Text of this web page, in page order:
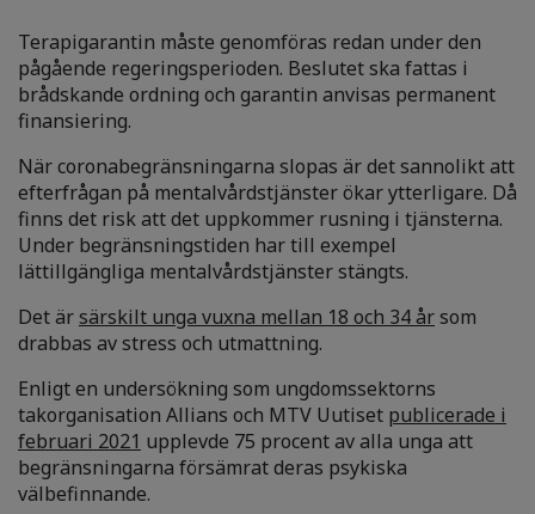
Terapigarantin måste genomföras redan under den
pågående regeringsperioden. Beslutet ska fattas i
brådskande ordning och garantin anvisas permanent
finansiering.
När coronabegränsningarna slopas är det sannolikt att
efterfrågan på mentalvårdstjänster ökar ytterligare. Då
finns det risk att det uppkommer rusning i tjänsterna.
Under begränsningstiden har till exempel
lättillgängliga mentalvårdstjänster stängts.
Det ärsärskilt unga vuxna mellan 18 och 34 årsom
drabbas av stress och utmattning.
Enligt en undersökning som ungdomssektorns
takorganisation Allians och MTV Uutiset publicerade i
februari 2021 upplevde 75 procent av alla unga att
begränsningarna försämrat deras psykiska
välbefinnande.